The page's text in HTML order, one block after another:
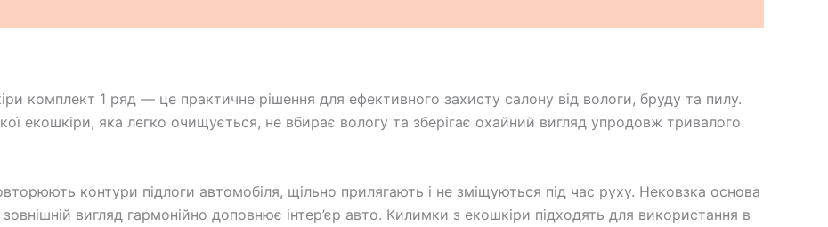
комплект 1 ряд — це практичне рішення для ефективного захисту салону від вологи, бруду та пилу.
екошкіри, яка легко очищується, не вбирає вологу та зберігає охайний вигляд упродовж тривалого
контури підлоги автомобіля, щільно прилягають і не зміщуються під час руху. Нековзка основа
вигляд гармонійно доповнює інтер’єр авто. Килимки з екошкіри підходять для використання в